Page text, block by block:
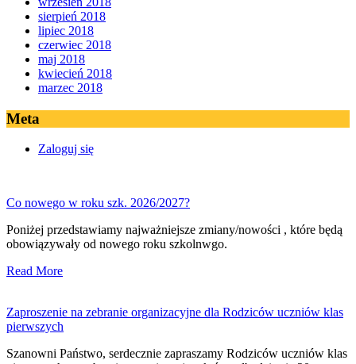
sierpień 2018
lipiec 2018
czerwiec 2018
maj 2018
kwiecień 2018
marzec 2018
Meta
Zaloguj się
Co nowego w roku szk. 2026/2027?
Poniżej przedstawiamy najważniejsze zmiany/nowości , które będą
obowiązywały od nowego roku szkolnwgo.
Read More
Zaproszenie na zebranie organizacyjne dla Rodziców uczniów klas
pierwszych
Szanowni Państwo, serdecznie zapraszamy Rodziców uczniów klas